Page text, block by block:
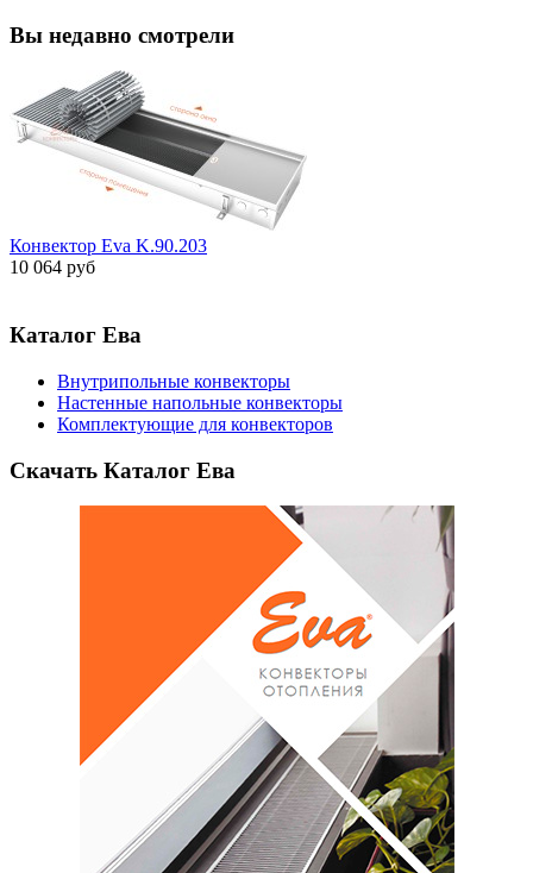
Вы недавно смотрели
Конвектор Eva K.90.203
10 064 руб
Каталог Ева
Внутрипольные конвекторы
Настенные напольные конвекторы
Комплектующие для конвекторов
Скачать Каталог Ева